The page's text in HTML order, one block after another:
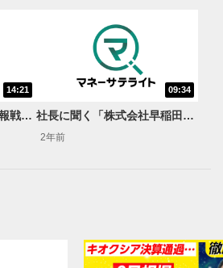
14:21
社長に聞く「株式会社情報戦略テクノロジー」
09:34
社長に聞く「株式会社早稲田学習研究会」
2年前